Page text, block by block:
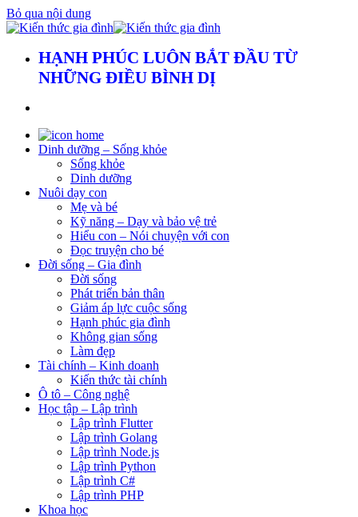
Bỏ qua nội dung
HẠNH PHÚC LUÔN BẮT ĐẦU TỪ
NHỮNG ĐIỀU BÌNH DỊ
Dinh dưỡng – Sống khỏe
Sống khỏe
Dinh dưỡng
Nuôi dạy con
Mẹ và bé
Kỹ năng – Dạy và bảo vệ trẻ
Hiểu con – Nói chuyện với con
Đọc truyện cho bé
Đời sống – Gia đình
Đời sống
Phát triển bản thân
Giảm áp lực cuộc sống
Hạnh phúc gia đình
Không gian sống
Làm đẹp
Tài chính – Kinh doanh
Kiến thức tài chính
Ô tô – Công nghệ
Học tập – Lập trình
Lập trình Flutter
Lập trình Golang
Lập trình Node.js
Lập trình Python
Lập trình C#
Lập trình PHP
Khoa học